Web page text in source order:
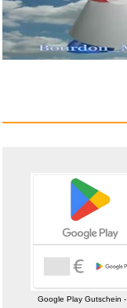
Google Play Gutschein